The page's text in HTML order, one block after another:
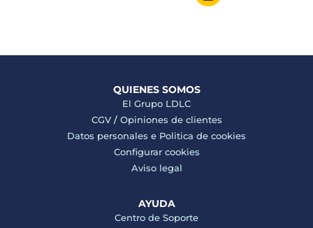
QUIENES SOMOS
El Grupo LDLC
CGV/ Opiniones de clientes
Datos personales e Politica de cookies
Configurar cookies
Aviso legal
AYUDA
Centro de Soporte